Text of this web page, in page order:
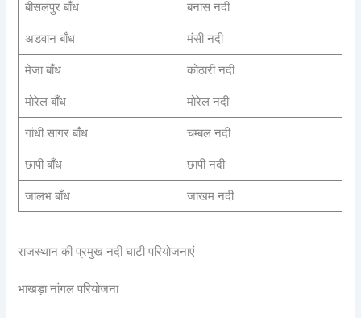
बीसलपुर बाँध बनास नदी
अडवान बाँध मंसी नदी
मेजा बाँध कोठारी नदी
मोरेल बाँध मोरेल नदी
गांधी सागर बाँध चम्बल नदी
छापी बाँध छापी नदी
जालभ बाँध जाखम नदी
राजस्थान की प्रमुख नदी घाटी परियोजनाएं
भाखड़ा नांगल परियोजना